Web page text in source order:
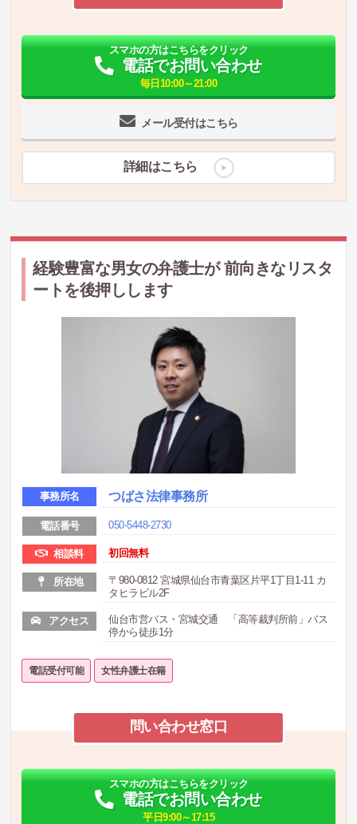
メール受付はこちら
スマホの方はこちらをクリック
電話でお問い合わせ
毎日10:00～21:00
詳細はこちら
経験豊富な男女の弁護士が 前向きなリスタ
ートを後押しします
事務所名 つばさ法律事務所
電話番号 050-5448-2730
相談料 初回無料
所在地
〒980-0812 宮城県仙台市青葉区片平1丁目1-11 カ
タヒラビル2F
アクセス
仙台市営バス・宮城交通 「高等裁判所前」バス
停から徒歩1分
電話受付可能 女性弁護士在籍
問い合わせ窓口
スマホの方はこちらをクリック
電話でお問い合わせ
平日9:00～17:15